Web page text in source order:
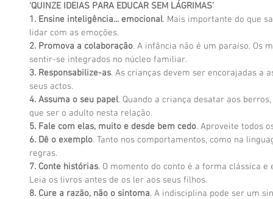
‘QUINZE IDEIAS PARA EDUCAR SEM LÁGRIMAS’
1. Ensine inteligência... emocional. Mais importante do que
lidar com as emoções.
2. Promova a colaboração. A infância não é um paraíso. Os
sentir-se integrados no núcleo familiar.
3. Responsabilize-as. As crianças devem ser encorajadas a
seus actos.
4. Assuma o seu papel. Quando a criança desatar aos
que ser o adulto nesta relação.
5. Fale com elas, muito e desde bem cedo. Aproveite todos
6. Dê o exemplo. Tanto nos comportamentos, como na
regras.
7. Conte histórias. O momento do conto é a forma clássica
Leia os livros antes de os ler aos seus filhos.
8. Cure a razão, não o sintoma, A indisciplina pode ser um